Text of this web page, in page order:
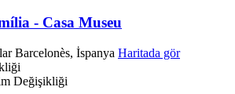
- Casa Museu
Barcelonès, İspanya Haritada gör